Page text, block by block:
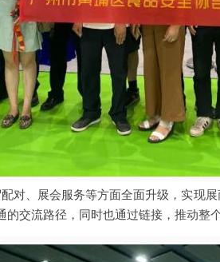
对、展会服务等方面全面升级，实现
交流路径，同时也通过链接，推动整